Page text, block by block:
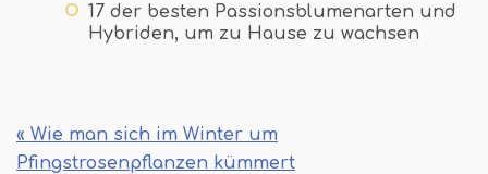
17 der besten Passionsblumenarten und
Hybriden, um zu Hause zu wachsen
« Wie man sich im Winter um
Pfingstrosenpflanzen kümmert